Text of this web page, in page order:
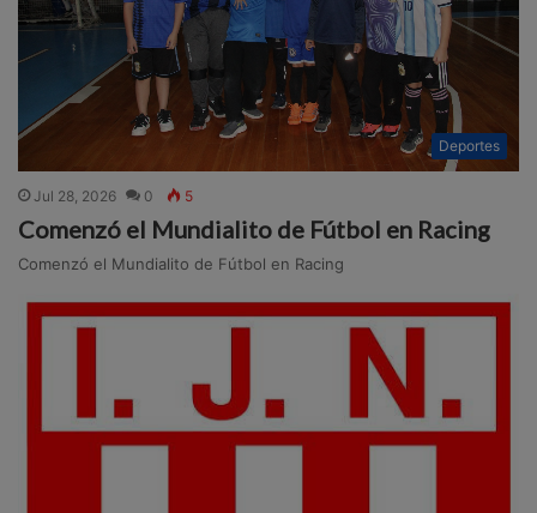
Deportes
Jul 28, 2026 0 5
Comenzó el Mundialito de Fútbol en Racing
Comenzó el Mundialito de Fútbol en Racing